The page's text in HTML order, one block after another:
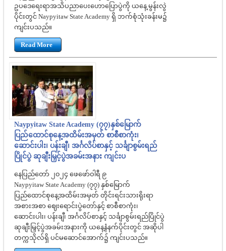
ဥပဒေရေးရာအသိပညာပေးဟော‌ပြောပွဲကို ယနေ့ မွန်းလွဲ
ပိုင်းတွင် Naypyitaw State Academy ရှိ ဘက်စုံသုံးခန်းမ၌
ကျင်းပသည်။
Read More
Naypyitaw State Academy (၇၇)နှစ်မြောက်
ပြည်ထောင်စုနေ့အထိမ်းအမှတ် စာစီစာကုံး၊
ဆောင်းပါး၊ ပန်းချီ၊ အင်္ဂလိပ်စာနှင့် သင်္ချာစွမ်းရည်
ပြိုင်ပွဲ ဆုချီးမြှင့်ပွဲအခမ်းအနား ကျင်းပ
နေပြည်တော် ၂၀၂၄ ဖေဖော်ဝါရီ ၉
Naypyitaw State Academy (၇၇) နှစ်မြောက်
ပြည်ထောင်စုနေ့အထိမ်းအမှတ် တိုင်းရင်းသားရိုးရာ
အစားအစာ ဈေးရောင်းပွဲတော်နှင့် စာစီစာကုံး၊
ဆောင်းပါး၊ ပန်းချီ၊ အင်္ဂလိပ်စာနှင့် သင်္ချာစွမ်းရည်ပြိုင်ပွဲ
ဆုချီးမြှင့်ပွဲအခမ်းအနားကို ယနေ့နံနက်ပိုင်းတွင် အဆိုပါ
တက္ကသိုလ်ရှိ ပင်မဆောင်အောက်၌ ကျင်းပသည်။